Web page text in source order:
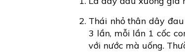
Thái nhỏ thân dây
3 lần, mỗi lần 1 cốc
với nước mà uống.